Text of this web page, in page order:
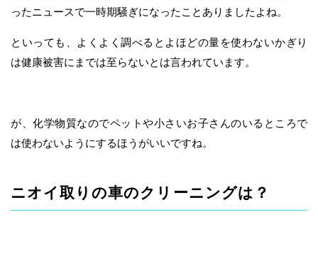
ったニュースで一時期騒ぎになったことありましたよね。
といっても、よくよく調べるとよほどの量を使わないかぎり
は健康被害にまでは至らないとは言われています。
が、化学物質なのでペットや小さいお子さんのいるところで
は使わないようにするほうがいいですね。
ニオイ取りの車のクリーニングは？